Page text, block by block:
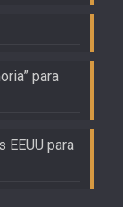
para
para